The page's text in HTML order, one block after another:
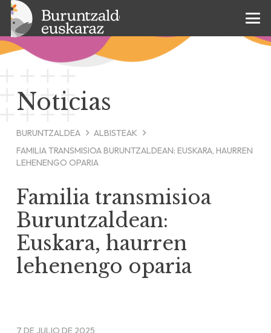
Noticias
BURUNTZALDEA
ALBISTEAK
FAMILIA TRANSMISIOA BURUNTZALDEAN: EUSKARA, HAURREN
LEHENENGO OPARIA
Familia transmisioa
Buruntzaldean:
Euskara, haurren
lehenengo oparia
7 DE JULIO DE 2025